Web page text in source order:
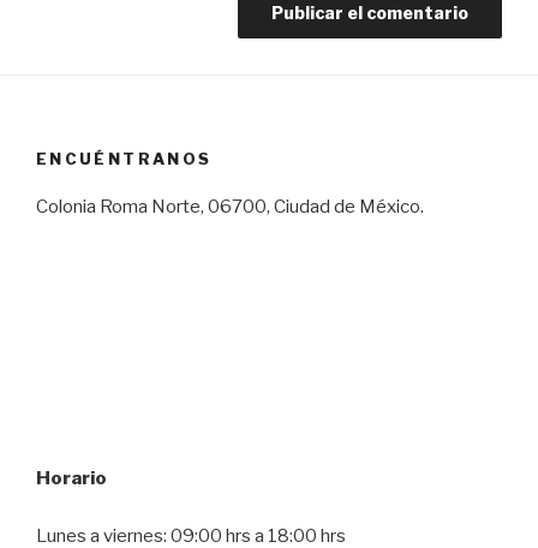
ENCUÉNTRANOS
Colonia Roma Norte, 06700, Ciudad de México.
Horario
Lunes a viernes: 09:00 hrs a 18:00 hrs